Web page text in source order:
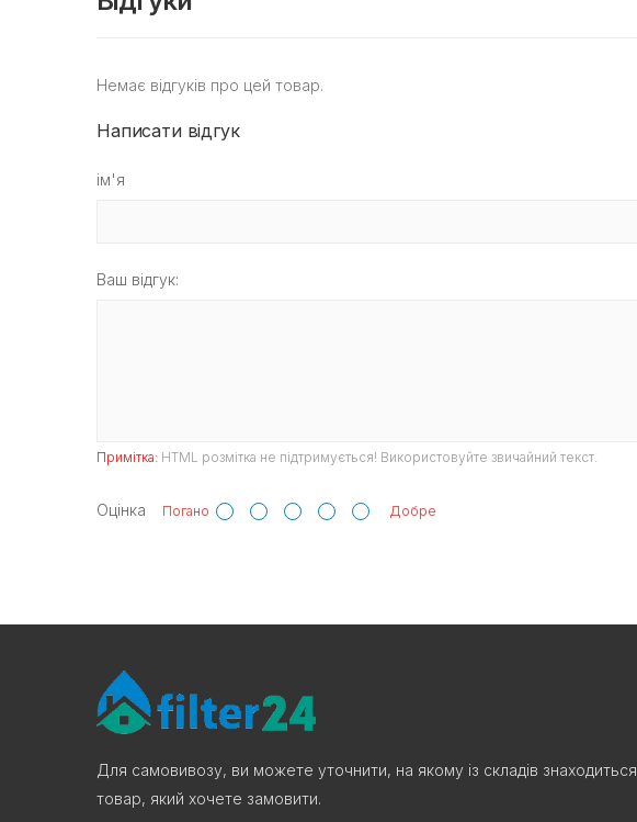
Немає відгуків про цей товар.
Написати відгук
ім'я
Ваш відгук:
Примітка: HTML розмітка не підтримується! Використовуйте звичайний текст.
Оцінка Погано Добре
Для самовивозу, ви можете уточнити, на якому із складів знаходиться
товар, який хочете замовити.